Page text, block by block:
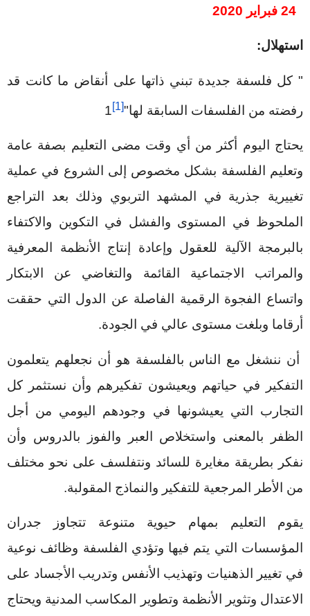
24 فبراير 2020
استهلال:
" كل فلسفة جديدة تبني ذاتها على أنقاض ما كانت قد
رفضته من الفلسفات السابقة لها"
1[1]
يحتاج اليوم أكثر من أي وقت مضى التعليم بصفة عامة
وتعليم الفلسفة بشكل مخصوص إلى الشروع في عملية
تغييرية جذرية في المشهد التربوي وذلك بعد التراجع
الملحوظ في المستوى والفشل في التكوين والاكتفاء
بالبرمجة الآلية للعقول وإعادة إنتاج الأنظمة المعرفية
والمراتب الاجتماعية القائمة والتغاضي عن الابتكار
واتساع الفجوة الرقمية الفاصلة عن الدول التي حققت
أرقاما وبلغت مستوى عالي في الجودة.
أن ننشغل مع الناس بالفلسفة هو أن نجعلهم يتعلمون
التفكير في حياتهم ويعيشون تفكيرهم وأن نستثمر كل
التجارب التي يعيشونها في وجودهم اليومي من أجل
الظفر بالمعنى واستخلاص العبر والفوز بالدروس وأن
نفكر بطريقة مغايرة للسائد ونتفلسف على نحو مختلف
من الأطر المرجعية للتفكير والنماذج المقولبة.
يقوم التعليم بمهام حيوية متنوعة تتجاوز جدران
المؤسسات التي يتم فيها وتؤدي الفلسفة وظائف نوعية
في تغيير الذهنيات وتهذيب الأنفس وتدريب الأجساد على
الاعتدال وتثوير الأنظمة وتطوير المكاسب المدنية ويحتاج